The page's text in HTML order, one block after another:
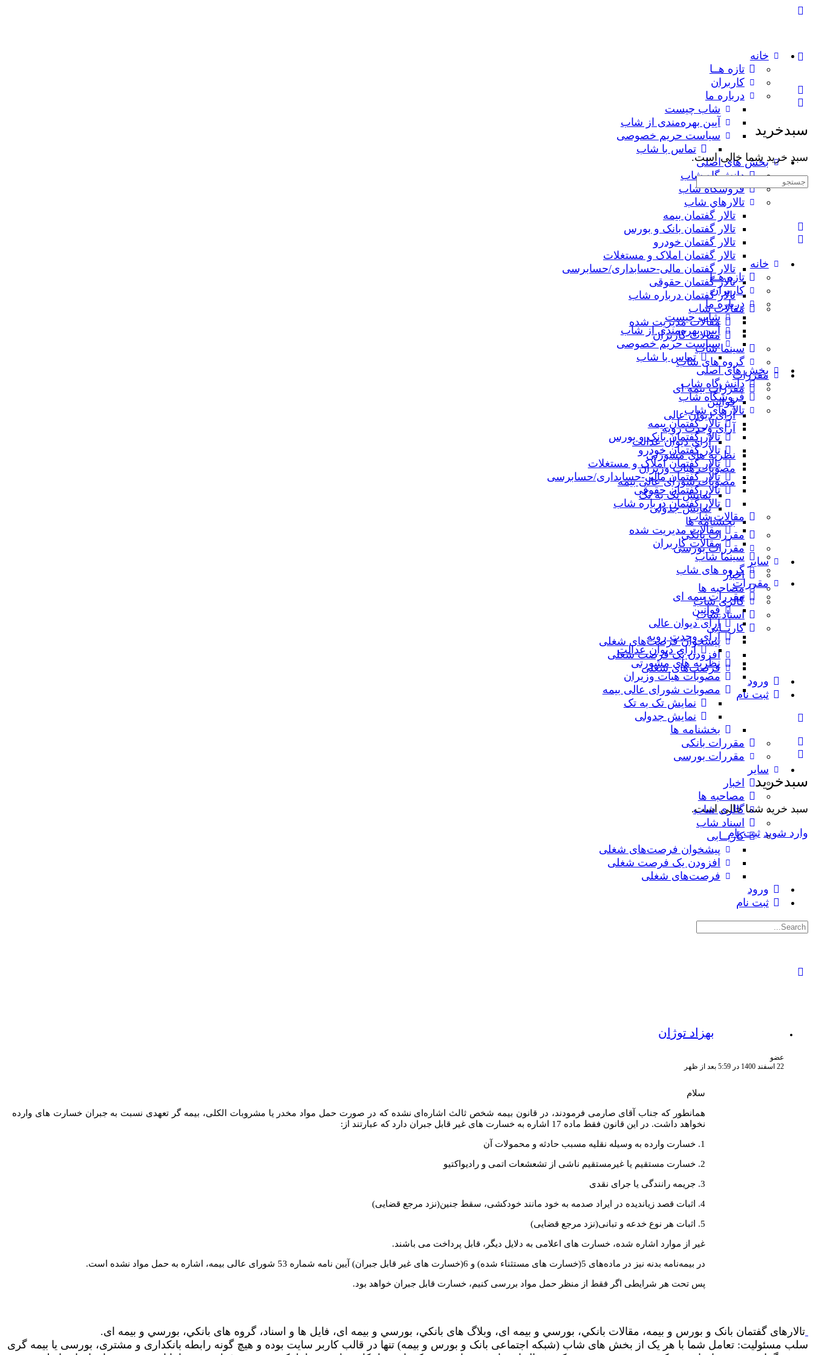
خانه
تازه هــا
کاربران
درباره ما
شاب چیست
آیین بهره‌مندی از شاب
سیاست حریم خصوصی
تماس با شاب
بخش های اصلی
دانش‌گاه شاب
فروشگاه شاب
تالارهاي شاب
تالار گفتمان بیمه
تالار گفتمان بانک و بورس
تالار گفتمان خودرو
تالار گفتمان املاک و مستغلات
تالار گفتمان مالی-حسابداری/حسابرسی
تالار گفتمان حقوقی
تالار گفتمان درباره شاب
مقالات شاب
مقالات مدیریت شده
مقالات کاربران
سینما شاب
گروه های شاب
مقررات
مقررات بیمه ای
قوانین
آرای دیوان عالی
آرای وحدت رویه
آرای دیوان عدالت
نظریه‌ های مشورتی
مصوبات هیات وزیران
مصوبات شورای عالی بیمه
نمایش تک به تک
نمایش جدولی
بخشنامه ها
مقررات بانکی
مقررات بورسی
سایر
اخبار
مصاحبه ها
گالری شاب
اسناد شاب
کاریــابی
پیشخوان فرصت‌های شغلی
افزودن یک فرصت شغلی
فرصت‌های شغلی
ورود
ثبت نام
سبدخرید
سبد خرید شما خالی است.
وارد شوید ثبت نام
سبدخرید
سبد خرید شما خالی است.
جستجوی:
خانه
تازه هــا
کاربران
درباره ما
شاب چیست
آیین بهره‌مندی از شاب
سیاست حریم خصوصی
تماس با شاب
بخش های اصلی
دانش‌گاه شاب
فروشگاه شاب
تالارهاي شاب
تالار گفتمان بیمه
تالار گفتمان بانک و بورس
تالار گفتمان خودرو
تالار گفتمان املاک و مستغلات
تالار گفتمان مالی-حسابداری/حسابرسی
تالار گفتمان حقوقی
تالار گفتمان درباره شاب
مقالات شاب
مقالات مدیریت شده
مقالات کاربران
سینما شاب
گروه های شاب
مقررات
مقررات بیمه ای
قوانین
آرای دیوان عالی
آرای وحدت رویه
آرای دیوان عدالت
نظریه‌ های مشورتی
مصوبات هیات وزیران
مصوبات شورای عالی بیمه
نمایش تک به تک
نمایش جدولی
بخشنامه ها
مقررات بانکی
مقررات بورسی
سایر
اخبار
مصاحبه ها
گالری شاب
اسناد شاب
کاریــابی
پیشخوان فرصت‌های شغلی
افزودن یک فرصت شغلی
فرصت‌های شغلی
ورود
ثبت نام
جستجوی:
بهزاد توژان
عضو
22 اسفند 1400 در 5:59 بعد از ظهر
سلام
همانطور که جناب آقای صارمی فرمودند، در قانون بیمه شخص ثالث اشاره‌ای نشده که در صورت حمل مواد مخدر یا مشروبات الکلی، بیمه گر تعهدی نسبت به جبران خسارت های وارده
نخواهد داشت. در این قانون فقط ماده 17 اشاره به خسارت های غیر قابل جبران دارد که عبارتند از:
1. خسارت وارده به وسیله نقلیه مسبب حادثه و محمولات آن
2. خسارت مستقیم یا غیرمستقیم ناشی از تشعشعات اتمی و رادیواکتیو
3. جریمه رانندگی یا جرای نقدی
4. اثبات قصد زیاندیده در ایراد صدمه به خود مانند خودکشی، سقط جنین(نزد مرجع قضایی)
5. اثبات هر نوع خدعه و تبانی(نزد مرجع قضایی)
غیر از موارد اشاره شده، خسارت های اعلامی به دلایل دیگر، قابل پرداخت می باشند.
در بیمه‌نامه بدنه نیز در ماده‌های 5(خسارت های مستثناء شده) و 6(خسارت های غیر قابل جبران) آیین نامه شماره 53 شورای عالی بیمه، اشاره به حمل مواد نشده است.
پس تحت هر شرایطی اگر فقط از منظر حمل مواد بررسی کنیم، خسارت قابل جبران خواهد بود.
تالارهای گفتمان بانک و بورس و بیمه، مقالات بانکي، بورسي و بیمه ای، وبلاگ های بانکي، بورسي و بیمه ای، فایل ها و اسناد، گروه های بانکي، بورسي و بیمه ای.
سلب مسئولیت: تعامل شما با هر یک از بخش های شاب (شبکه اجتماعی بانک و بورس و بیمه) تنها در قالب کاربر سایت بوده و هیچ گونه رابطه بانکداری و مشتری، بورسی یا بیمه گری